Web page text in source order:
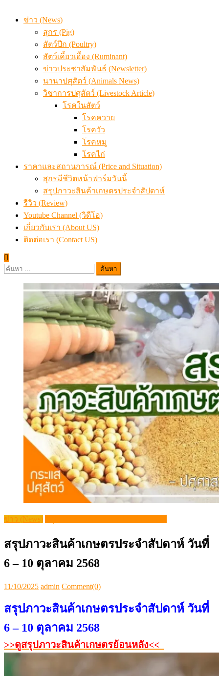
โรคไก่
ราคาและสถานการณ์ (Price and Situation)
สุกรมีชีวิตหน้าฟาร์มวันนี้
สรุปภาวะสินค้าเกษตรประจำสัปดาห์
Youtube Channel (วิดีโอ)
เกี่ยวกับเรา (About US)
ติดต่อเรา (Contact US)
สำหรับ:
ข่าว (News) สรุปภาวะสินค้าเกษตรประจำสัปดาห์
สรุปภาวะสินค้าเกษตรประจำสัปดาห์ วันที่
6 – 10 ตุลาคม 2568
11/10/2025Author
admin Comment(0)
สรุปภาวะสินค้าเกษตรประจำสัปดาห์ วันที่
6 – 10 ตุลาคม 2568